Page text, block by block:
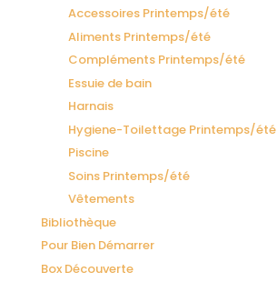
Accessoires Printemps/été
Aliments Printemps/été
Compléments Printemps/été
Essuie de bain
Harnais
Hygiene-Toilettage Printemps/été
Piscine
Soins Printemps/été
Vêtements
Bibliothèque
Pour Bien Démarrer
Box Découverte